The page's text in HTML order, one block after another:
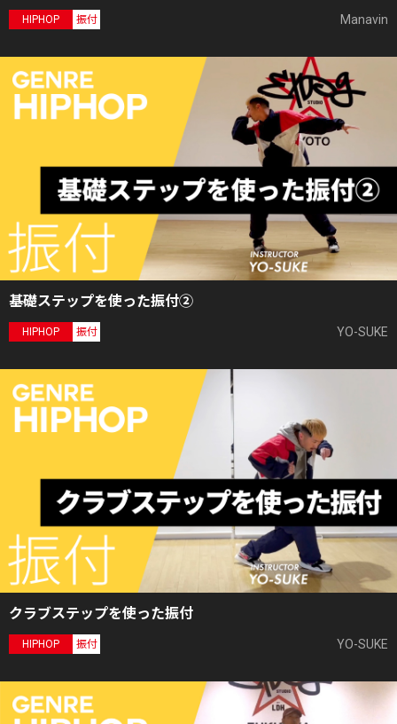
HIPHOP 振付 Manavin
基礎ステップを使った振付②
HIPHOP 振付 YO-SUKE
クラブステップを使った振付
HIPHOP 振付 YO-SUKE